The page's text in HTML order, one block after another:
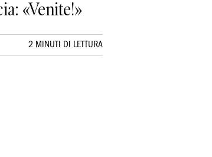
«Venite!»
2 MINUTI DI LETTURA